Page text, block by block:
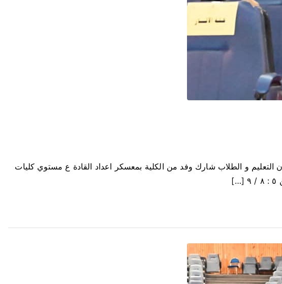
التعليم و الطلاب شارك وفد من الكلية بمعسكر اعداد القادة ع مستوي كليات